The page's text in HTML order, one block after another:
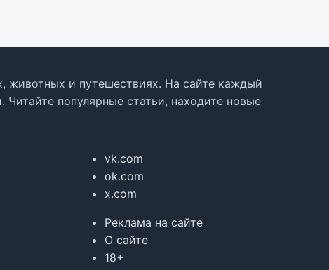
животных и путешествиях. На сайте каждый
популярные статьи, находите новые
vk.com
ok.com
x.com
Реклама на сайте
О сайте
18+